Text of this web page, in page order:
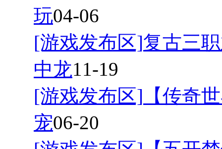
玩04-06
[游戏发布区]复古三
中龙11-19
[游戏发布区] 【传奇
宠06-20